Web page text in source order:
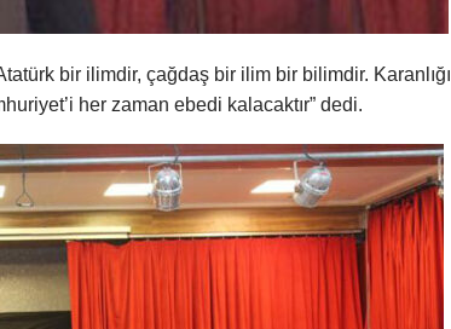
bir ilimdir, çağdaş bir ilim bir bilimdir. Karanlığı
her zaman ebedi kalacaktır” dedi.